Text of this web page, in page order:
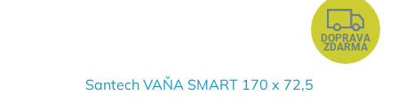
Z
A
DOPRAVA
ZDARMA
Santech VAŇA SMART 170 x 72,5